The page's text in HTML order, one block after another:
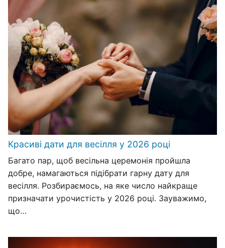
Красиві дати для весілля у 2026 році
Багато пар, щоб весільна церемонія пройшла
добре, намагаються підібрати гарну дату для
весілля. Розбираємось, на яке число найкраще
призначати урочистість у 2026 році. Зауважимо,
що…